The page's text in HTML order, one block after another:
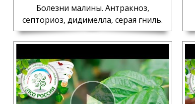
Болезни малины. Антракноз,
септориоз, дидимелла, серая гниль.